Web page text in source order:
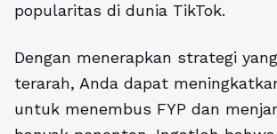
popularitas di dunia TikTok.
Dengan menerapkan strategi
terarah, Anda dapat
untuk menembus FYP dan